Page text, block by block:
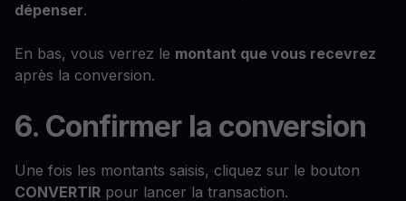
dépenser.
En bas, vous verrez le montant que vous recevrez
après la conversion.
6. Confirmer la conversion
Une fois les montants saisis, cliquez sur le bouton
CONVERTIR pour lancer la transaction.